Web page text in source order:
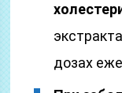
дозах